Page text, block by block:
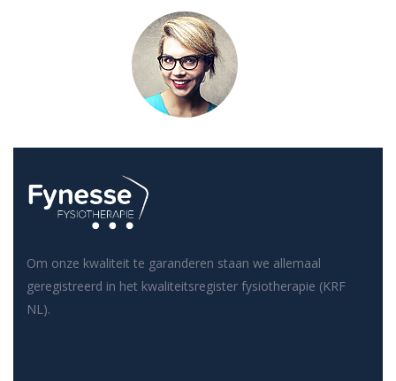
Om onze kwaliteit te garanderen staan we allemaal
geregistreerd in het kwaliteitsregister fysiotherapie (KRF
NL).